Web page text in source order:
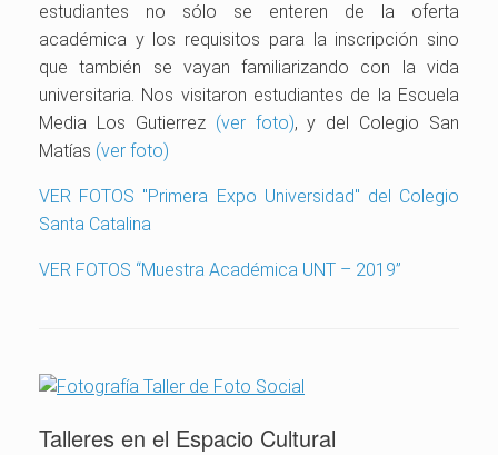
estudiantes no sólo se enteren de la oferta
académica y los requisitos para la inscripción sino
que también se vayan familiarizando con la vida
universitaria. Nos visitaron estudiantes de la Escuela
Media Los Gutierrez (ver foto), y del Colegio San
Matías (ver foto)
VER FOTOS "Primera Expo Universidad" del Colegio
Santa Catalina
VER FOTOS “Muestra Académica UNT – 2019”
Talleres en el Espacio Cultural